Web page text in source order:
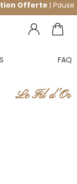
Offerte | Pause
FAQ
Le Fil d'Or